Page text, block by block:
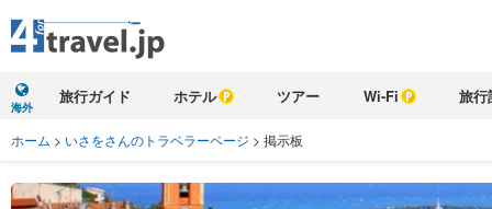
海外
旅行ガイド ホテル ツアー Wi-Fi 旅行
ホーム > いさをさんのトラベラーページ > 掲示板